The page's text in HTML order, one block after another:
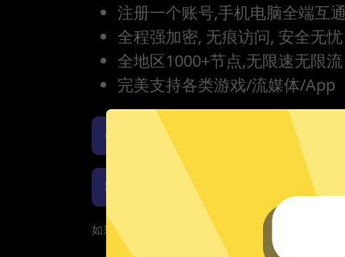
注册一个账号,手机电脑全端互通
全程强加密, 无痕访问, 安全无忧
全地区1000+节点,无限速无限流
完美支持各类游戏/流媒体/App
蓝灯加速器iOS版下载
蓝灯加速器Windows下载
如果您的App当前遇到问题，请重新下载App！